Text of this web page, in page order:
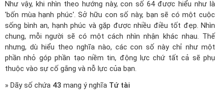
Như vậy, khi nhìn theo hướng này, con số 64 được hiểu như là
'bốn mùa hạnh phúc'. Sở hữu con số này, bạn sẽ có một cuộc
sống bình an, hạnh phúc và gặp được nhiều điều tốt đẹp. Nhìn
chung, mỗi người sẽ có một cách nhìn nhận khác nhau. Thế
nhưng, dù hiểu theo nghĩa nào, các con số này chỉ như một
phần nhỏ góp phần tạo niềm tin, động lực chứ tất cả sẽ phụ
thuộc vào sự cố gắng và nỗ lực của bạn.
» Dãy số chứa 43 mang ý nghĩa Tứ tài